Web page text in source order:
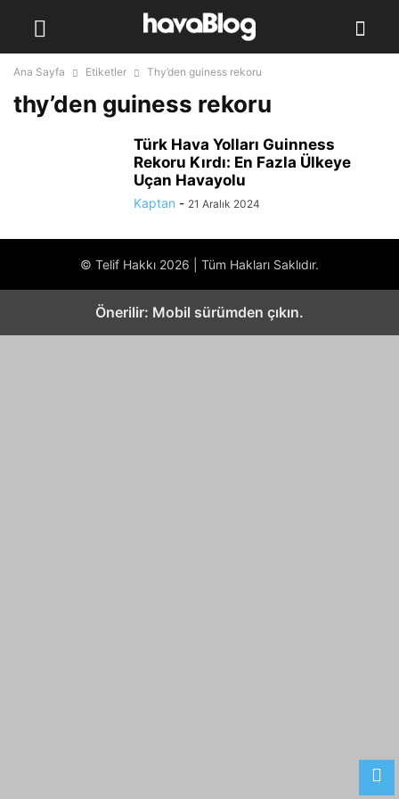
Ana Sayfa Etiketler Thy’den guiness rekoru
thy’den guiness rekoru
Türk Hava Yolları Guinness
Rekoru Kırdı: En Fazla Ülkeye
Uçan Havayolu
Kaptan - 21 Aralık 2024
© Telif Hakkı 2026 | Tüm Hakları Saklıdır.
Önerilir: Mobil sürümden çıkın.